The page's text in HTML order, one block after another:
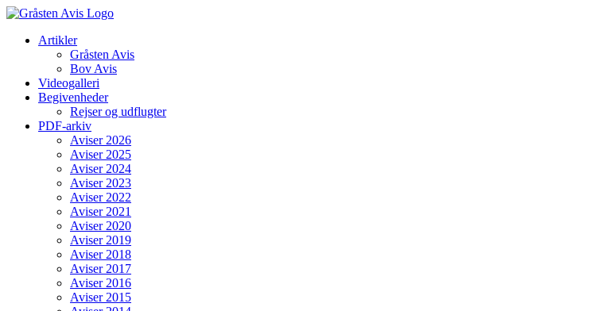
Skip
contentArtikler
Gråsten Avis
Bov Avis
Videogalleri
Begivenheder
Rejser og udflugter
PDF-arkiv
Aviser 2026
Aviser 2025
Aviser 2024
Aviser 2023
Aviser 2022
Aviser 2021
Aviser 2020
Aviser 2019
Aviser 2018
Aviser 2017
Aviser 2016
Aviser 2015